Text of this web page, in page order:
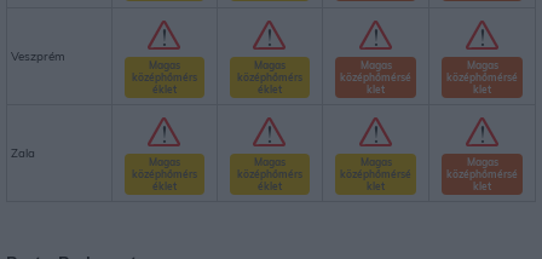
Veszprém
Magas
középhőmérs
éklet
Magas
középhőmérs
éklet
Magas
középhőmérsé
klet
Magas
középhőmérsé
klet
Zala
Magas
középhőmérs
éklet
Magas
középhőmérs
éklet
Magas
középhőmérsé
klet
Magas
középhőmérsé
klet